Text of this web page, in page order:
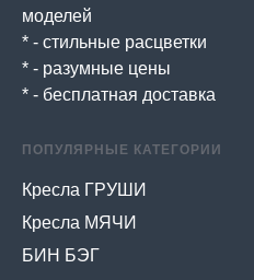
моделей
* - стильные расцветки
* - разумные цены
* - бесплатная доставка
ПОПУЛЯРНЫЕ КАТЕГОРИИ
Кресла ГРУШИ
Кресла МЯЧИ
БИН БЭГ